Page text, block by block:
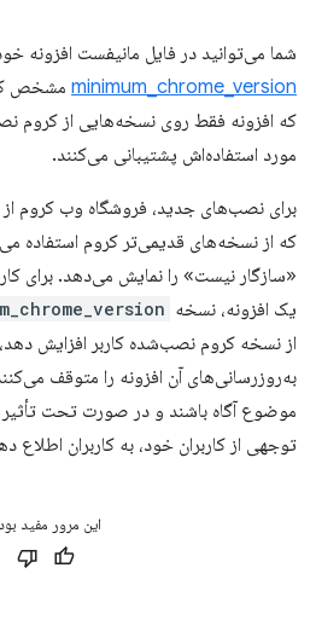
شما می‌توانید در فایل مانیفست افزونه
minimum_chrome_version مشخص
مورد استفاده‌اش پشتیبانی می‌کنند.
برای نصب‌های جدید، فروشگاه وب کروم
که از نسخه‌های قدیمی‌تر کروم استفاده
«سازگار نیست» را نمایش می‌دهد. برای
یک افزونه، نسخه
از نسخه کروم نصب‌شده کاربر افزایش
به‌روزرسانی‌های آن افزونه را متوقف
موضوع آگاه باشند و در صورت تحت تأثیر
توجهی از کاربران خود، به کاربران اطلاع
این مرور مفید